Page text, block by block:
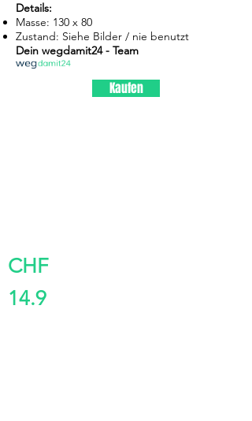
Details:
Masse: 130 x 80
Zustand: Siehe Bilder / nie benutzt
Dein wegdamit24 - Team
Kaufen
CHF
14.9